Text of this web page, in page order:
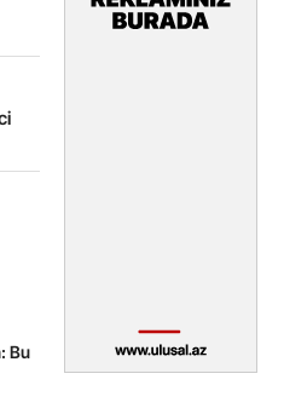
Bu